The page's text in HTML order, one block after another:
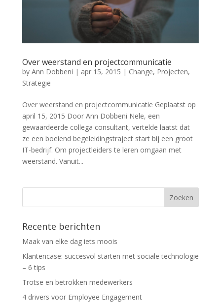
Over weerstand en projectcommunicatie
by Ann Dobbeni | apr 15, 2015 | Change, Projecten,
Strategie
Over weerstand en projectcommunicatie Geplaatst op
april 15, 2015 Door Ann Dobbeni Nele, een
gewaardeerde collega consultant, vertelde laatst dat
ze een boeiend begeleidingstraject start bij een groot
IT-bedrijf. Om projectleiders te leren omgaan met
weerstand. Vanuit...
Recente berichten
Maak van elke dag iets moois
Klantencase: succesvol starten met sociale technologie
– 6 tips
Trotse en betrokken medewerkers
4 drivers voor Employee Engagement